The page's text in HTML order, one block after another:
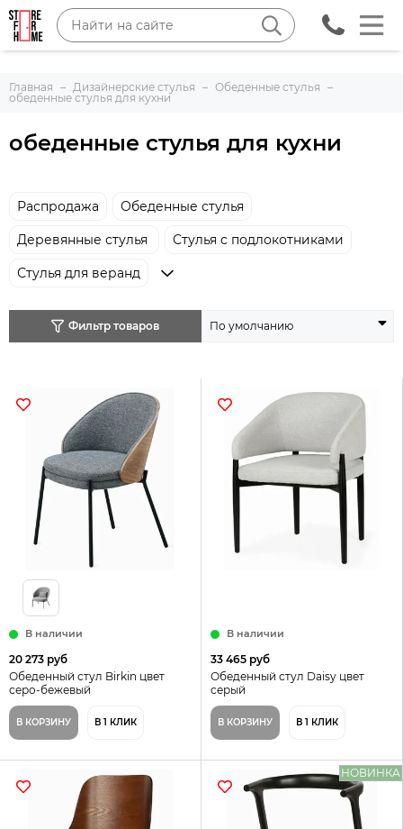
Главная Дизайнерские стулья
Обеденные стулья
обеденные стулья для кухни
обеденные стулья для кухни
Распродажа Обеденные стулья
Деревянные стулья Стулья с подлокотниками
Стулья для веранд
Фильтр товаров
В наличии
20 273 руб
Обеденный стул Birkin цвет
серо-бежевый
В КОРЗИНУ В 1 КЛИК
В наличии
33 465 руб
Обеденный стул Daisy цвет
серый
В КОРЗИНУ В 1 КЛИК
НОВИНКА